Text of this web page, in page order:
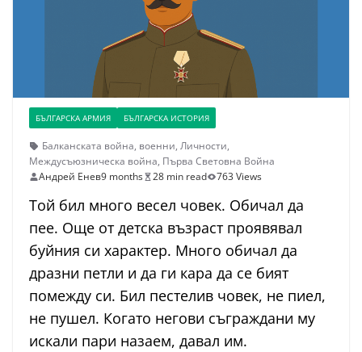
БЪЛГАРСКА АРМИЯ БЪЛГАРСКА ИСТОРИЯ
Балканската война, военни, Личности,
Междусъюзническа война, Първа Световна Война
Андрей Енев9 months 28 min read 763 Views
Той бил много весел човек. Обичал да
пее. Още от детска възраст проявявал
буйния си характер. Много обичал да
дразни петли и да ги кара да се бият
помежду си. Бил пестелив човек, не пиел,
не пушел. Когато негови съграждани му
искали пари назаем, давал им.